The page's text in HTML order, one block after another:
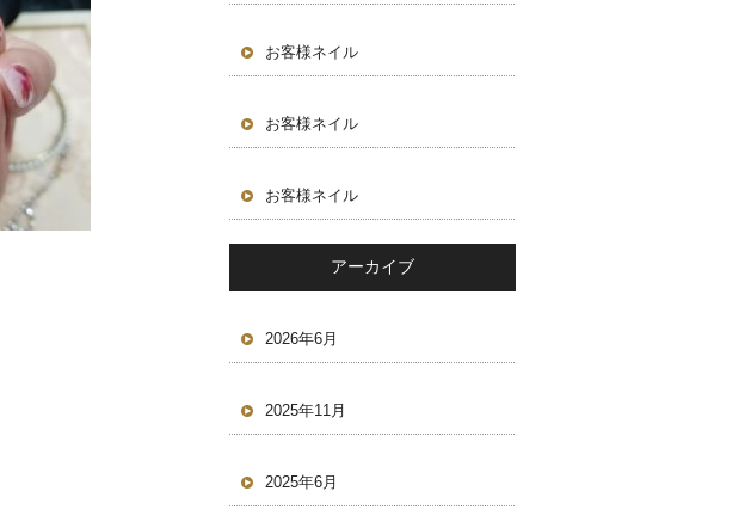
お客様ネイル
お客様ネイル
お客様ネイル
アーカイブ
2026年6月
2025年11月
2025年6月